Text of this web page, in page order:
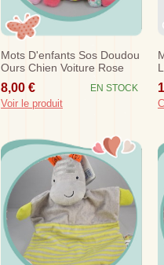
Mots D'enfants Sos Doudou
Ours Chien Voiture Rose
Fleur Jaune
8,00 € EN STOCK
Voir le produit